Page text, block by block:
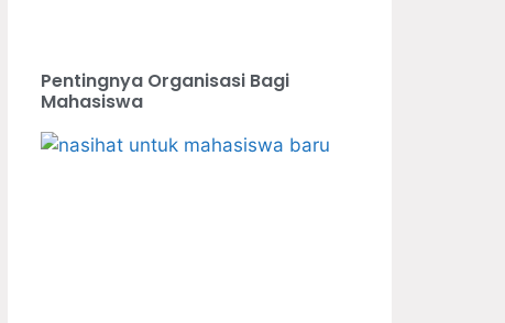
Pentingnya Organisasi Bagi
Mahasiswa